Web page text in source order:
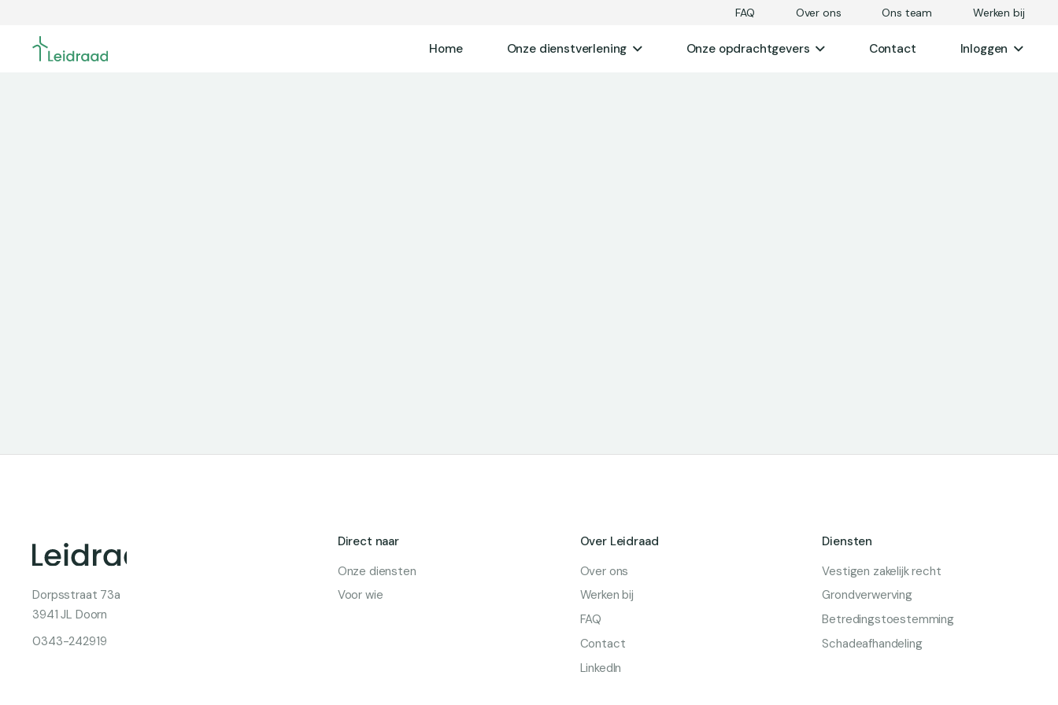
FAQ Over ons Ons team Werken bij
Home Onze dienstverlening Onze opdrachtgevers Contact Inloggen
Dorpsstraat 73a
3941 JL Doorn
0343-242919
Direct naar
Onze diensten
Voor wie
Over Leidraad
Over ons
Werken bij
FAQ
Contact
LinkedIn
Diensten
Vestigen zakelijk recht
Grondverwerving
Betredingstoestemming
Schadeafhandeling